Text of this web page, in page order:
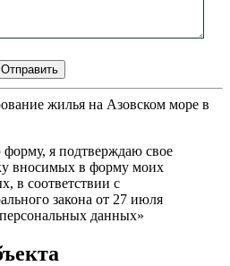
я подтверждаю свое
вносимых в форму моих
в соответствии с
закона от 27 июля
данных»